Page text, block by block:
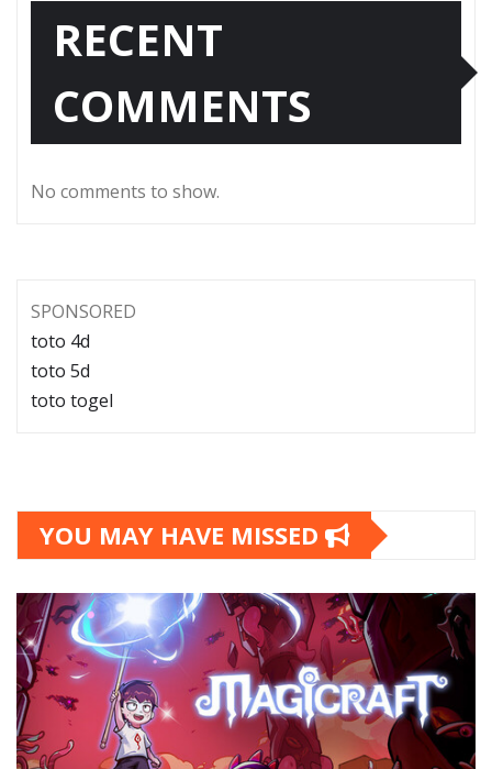
RECENT
COMMENTS
No comments to show.
SPONSORED
toto 4d
toto 5d
toto togel
YOU MAY HAVE MISSED